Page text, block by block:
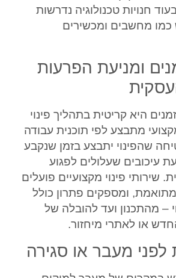
חנויות טכנולוגיה נדרשות
כמו מחשבים ומכשירים
ומניעת הפרעות
היא קריטית בתהליך פינוי
מתבצע לפי תוכנית עבודה
שהפינוי יתבצע בזמן שנקבע
עיכובים שעלולים לפגוע
שירותי פינוי מקצועיים פועלים
ומספקים פתרון כולל
– מהתכנון ועד להובלה של
או לאתרי מיחזור.
לפני מעבר או סגירה